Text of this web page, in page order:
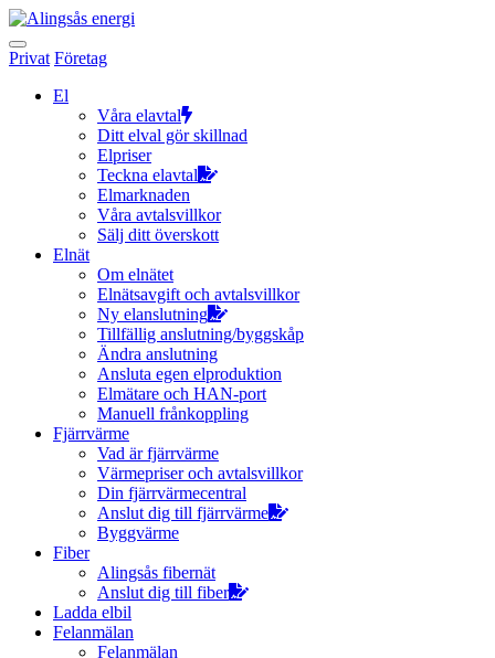
Hoppa
till
innehållet
Privat Företag
El
Våra elavtal
Ditt elval gör skillnad
Elpriser
Teckna elavtal
Elmarknaden
Våra avtalsvillkor
Sälj ditt överskott
Elnät
Om elnätet
Elnätsavgift och avtalsvillkor
Ny elanslutning
Tillfällig anslutning/byggskåp
Ändra anslutning
Ansluta egen elproduktion
Elmätare och HAN-port
Manuell frånkoppling
Fjärrvärme
Vad är fjärrvärme
Värmepriser och avtalsvillkor
Din fjärrvärmecentral
Anslut dig till fjärrvärme
Byggvärme
Fiber
Alingsås fibernät
Anslut dig till fiber
Ladda elbil
Felanmälan
Felanmälan